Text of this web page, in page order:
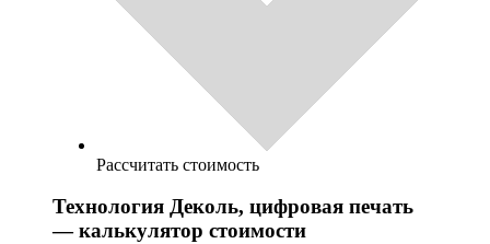
Рассчитать стоимость
Технология Деколь, цифровая печать
— калькулятор стоимости